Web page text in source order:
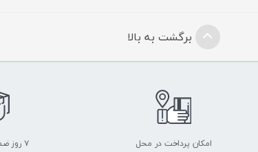
برگشت به بالا
امکان پرداخت در محل ۷ روز ضمانت بازگشت